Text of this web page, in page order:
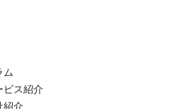
ム
ビス紹介
紹介